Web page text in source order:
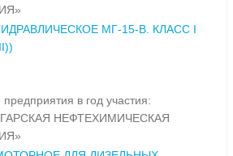
МГ-15-В. КЛАСС I
в год участия:
НЕФТЕХИМИЧЕСКАЯ